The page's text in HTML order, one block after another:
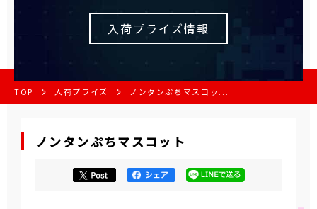
入荷プライズ情報
TOP 入荷プライズ ノンタンぷちマスコッ...
ノンタンぷちマスコット